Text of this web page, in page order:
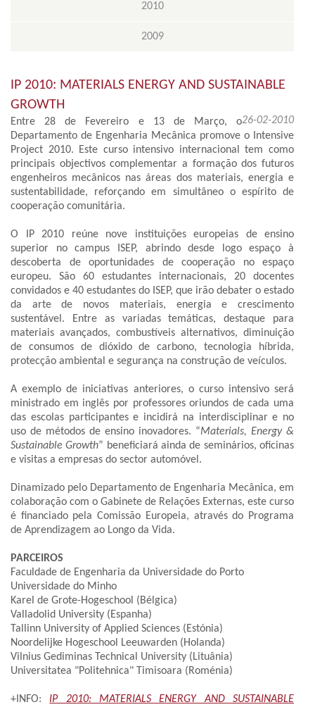
2010
2009
IP 2010: MATERIALS ENERGY AND SUSTAINABLE
GROWTH
26-02-2010
Entre 28 de Fevereiro e 13 de Março, o
Departamento de Engenharia Mecânica promove o Intensive
Project 2010. Este curso intensivo internacional tem como
principais objectivos complementar a formação dos futuros
engenheiros mecânicos nas áreas dos materiais, energia e
sustentabilidade, reforçando em simultâneo o espírito de
cooperação comunitária.
O IP 2010 reúne nove instituições europeias de ensino
superior no campus ISEP, abrindo desde logo espaço à
descoberta de oportunidades de cooperação no espaço
europeu. São 60 estudantes internacionais, 20 docentes
convidados e 40 estudantes do ISEP, que irão debater o estado
da arte de novos materiais, energia e crescimento
sustentável. Entre as variadas temáticas, destaque para
materiais avançados, combustíveis alternativos, diminuição
de consumos de dióxido de carbono, tecnologia híbrida,
protecção ambiental e segurança na construção de veículos.
A exemplo de iniciativas anteriores, o curso intensivo será
ministrado em inglês por professores oriundos de cada uma
das escolas participantes e incidirá na interdisciplinar e no
uso de métodos de ensino inovadores. “Materials, Energy &
Sustainable Growth” beneficiará ainda de seminários, oficinas
e visitas a empresas do sector automóvel.
Dinamizado pelo Departamento de Engenharia Mecânica, em
colaboração com o Gabinete de Relações Externas, este curso
é financiado pela Comissão Europeia, através do Programa
de Aprendizagem ao Longo da Vida.
PARCEIROS
Faculdade de Engenharia da Universidade do Porto
Universidade do Minho
Karel de Grote-Hogeschool (Bélgica)
Valladolid University (Espanha)
Tallinn University of Applied Sciences (Estónia)
Noordelijke Hogeschool Leeuwarden (Holanda)
Vilnius Gediminas Technical University (Lituânia)
Universitatea "Politehnica" Timisoara (Roménia)
+INFO: IP 2010: MATERIALS ENERGY AND SUSTAINABLE